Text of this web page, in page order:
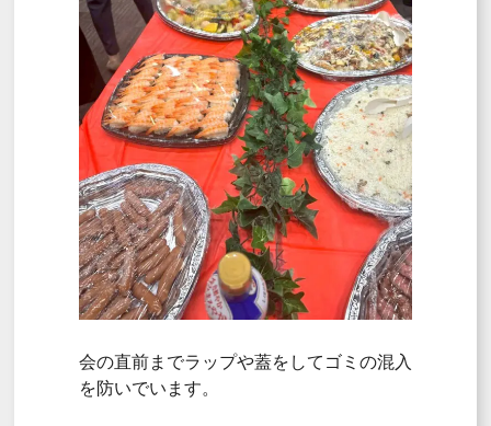
会の直前までラップや蓋をしてゴミの混入
を防いでいます。